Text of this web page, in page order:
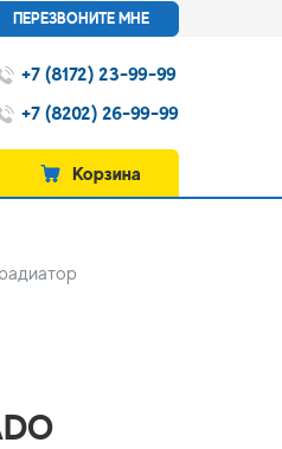
ПЕРЕЗВОНИТЕ МНЕ
+7 (8172) 23-99-99
+7 (8202) 26-99-99
Корзина
радиатор